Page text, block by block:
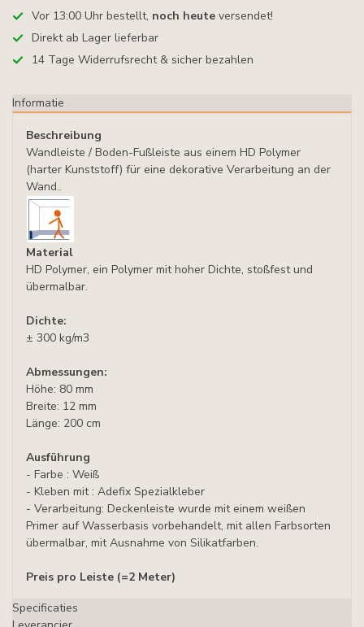
Vor 13:00 Uhr bestellt, noch heute versendet!
Direkt ab Lager lieferbar
14 Tage Widerrufsrecht & sicher bezahlen
Informatie
Beschreibung
Wandleiste / Boden-Fußleiste aus einem HD Polymer
(harter Kunststoff) für eine dekorative Verarbeitung an der
Wand..
Material
HD Polymer, ein Polymer mit hoher Dichte, stoßfest und
übermalbar.
Dichte:
± 300 kg/m3
Abmessungen:
Höhe: 80 mm
Breite: 12 mm
Länge: 200 cm
Ausführung
- Farbe : Weiß
- Kleben mit : Adefix Spezialkleber
- Verarbeitung: Deckenleiste wurde mit einem weißen
Primer auf Wasserbasis vorbehandelt, mit allen Farbsorten
übermalbar, mit Ausnahme von Silikatfarben.
Preis pro Leiste (=2 Meter)
Specificaties